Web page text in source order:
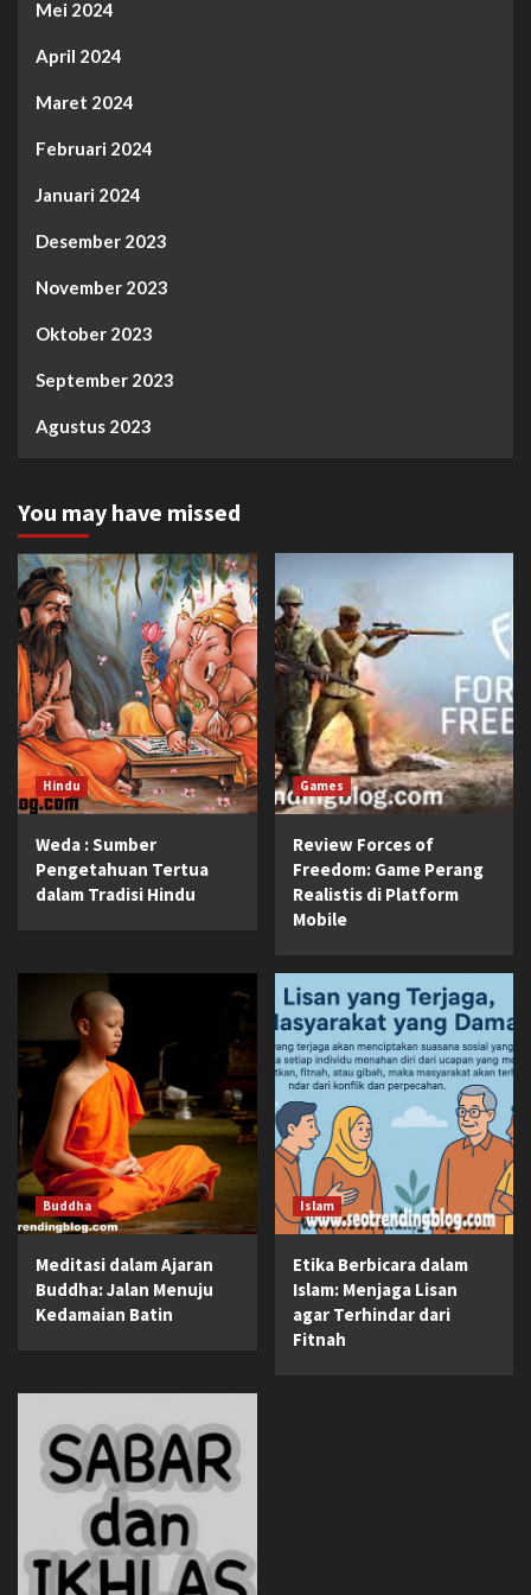
Mei 2024
April 2024
Maret 2024
Februari 2024
Januari 2024
Desember 2023
November 2023
Oktober 2023
September 2023
Agustus 2023
You may have missed
Hindu
Weda : Sumber
Pengetahuan Tertua
dalam Tradisi Hindu
Games
Review Forces of
Freedom: Game Perang
Realistis di Platform
Mobile
Buddha
Meditasi dalam Ajaran
Buddha: Jalan Menuju
Kedamaian Batin
Islam
Etika Berbicara dalam
Islam: Menjaga Lisan
agar Terhindar dari
Fitnah